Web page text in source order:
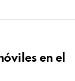
en el